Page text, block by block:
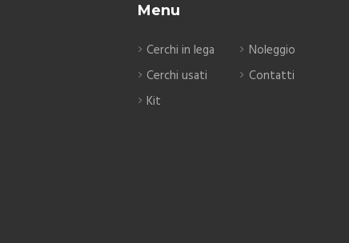
Menu
Cerchi in lega
Cerchi usati
Kit
Noleggio
Contatti